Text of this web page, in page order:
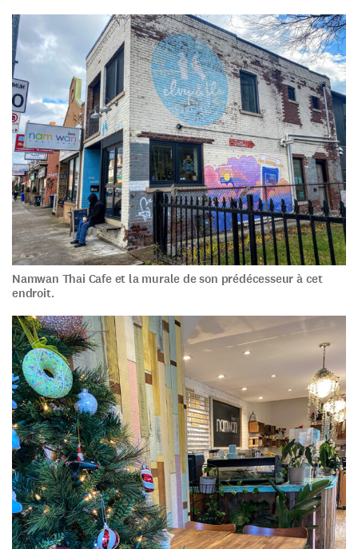
Namwan Thai Cafe et la murale de son prédécesseur à cet
endroit.